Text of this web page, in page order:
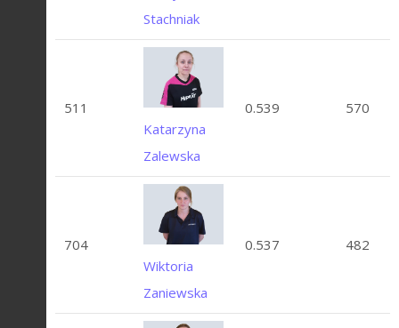
Stachniak
511
Katarzyna
Zalewska
0.539 570
704
Wiktoria
Zaniewska
0.537 482